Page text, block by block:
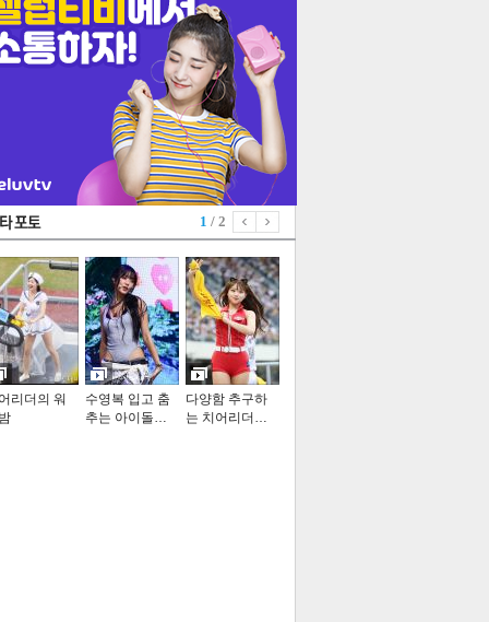
1 / 2
리더의 워
수영복 입고 춤
추는 아이돌…
다양함 추구하
는 치어리더…